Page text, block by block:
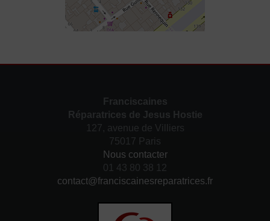
Franciscaines
Réparatrices de Jesus Hostie
127, avenue de Villiers
75017 Paris
Nous contacter
01 43 80 38 12
contact@franciscainesreparatrices.fr